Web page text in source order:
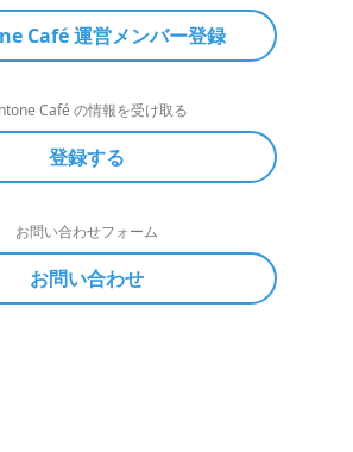
Café 運営メンバー登録
Café の情報を受け取る
登録する
お問い合わせフォーム
お問い合わせ